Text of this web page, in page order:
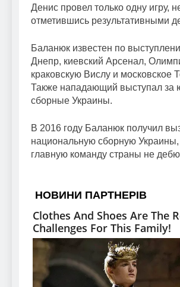
Денис провел только одну игру,
отметившись результативными
Баланюк известен по
Днепр, киевский Арсенал,
краковскую Вислу и московское
Также нападающий выступал за
сборные Украины.
В 2016 году Баланюк получил
национальную сборную Украины,
главную команду страны не